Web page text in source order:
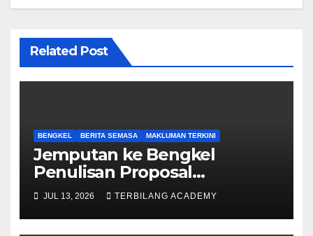
Related Post
BENGKEL BERITA SEMASA MAKLUMAN TERKINI
Jemputan ke Bengkel
Penulisan Proposal
Permohonan Kemasukan
Program Khas Doktor
Falsafah (PhD).
JUL 13, 2026 TERBILANG ACADEMY